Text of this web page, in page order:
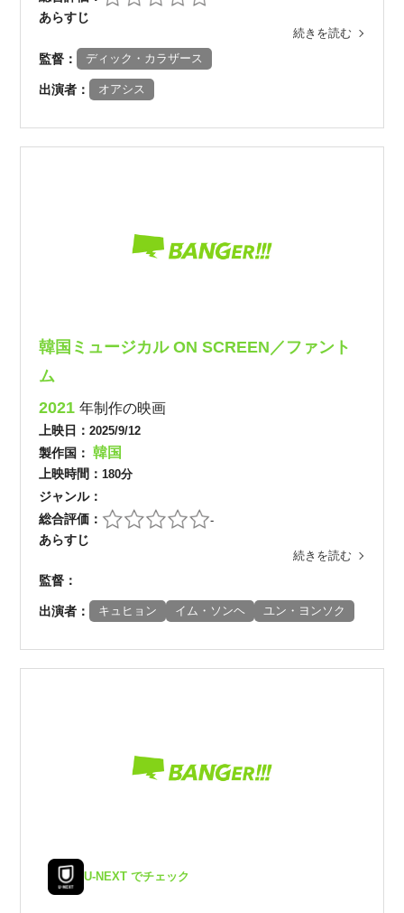
あらすじ
続きを読む
監督： ディック・カラザース
出演者： オアシス
韓国ミュージカル ON SCREEN／ファント
ム
2021年制作の映画
上映日：2025/9/12
製作国：韓国
上映時間：180分
ジャンル：
総合評価：
-
あらすじ
続きを読む
監督：
出演者： キュヒョン イム・ソンヘ ユン・ヨンソク
U-NEXT でチェック